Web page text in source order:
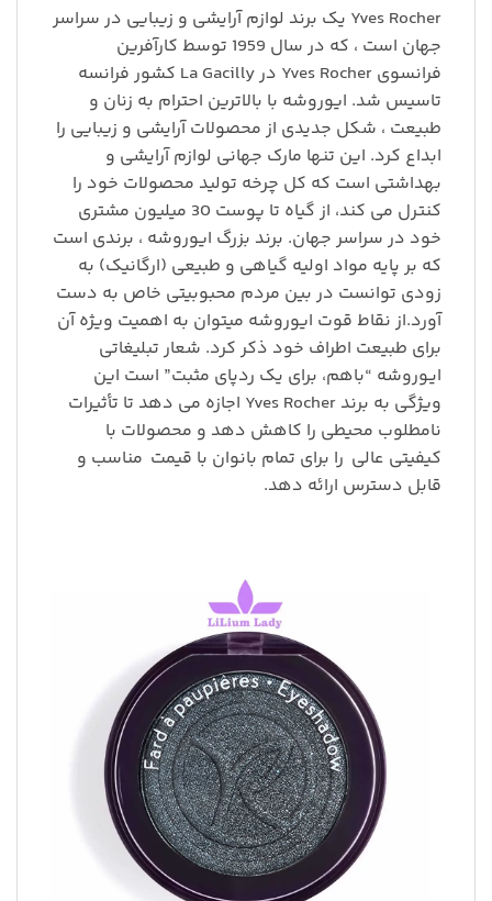
Yves Rocher یک برند لوازم آرایشی و زیبایی در سراسر
جهان است ، که در سال 1959 توسط کارآفرین
فرانسوی Yves Rocher در La Gacilly کشور فرانسه
تاسیس شد. ایوروشه با بالاترین احترام به زنان و
طبیعت ، شکل جدیدی از محصولات آرایشی و زیبایی را
ابداع کرد. این تنها مارک جهانی لوازم آرایشی و
بهداشتی است که کل چرخه تولید محصولات خود را
کنترل می کند، از گیاه تا پوست 30 میلیون مشتری
خود در سراسر جهان. برند بزرگ ایوروشه ، برندی است
که بر پایه مواد اولیه گیاهی و طبیعی (ارگانیک) به
زودی توانست در بین مردم محبوبیتی خاص به دست
آورد.از نقاط قوت ایوروشه میتوان به اهمیت ویژه آن
برای طبیعت اطراف خود ذکر کرد. شعار تبلیغاتی
ایـوروشه “باهم، برای یک ردپای مثبت” است این
ویژگی به برند Yves Rocher اجازه می دهد تا تأثیرات
نامطلوب محیطی را کاهش دهد و محصولات با
کیفیتی عالی را برای تمام بانوان با قیمت مناسب و
قابل دسترس ارائه دهد.